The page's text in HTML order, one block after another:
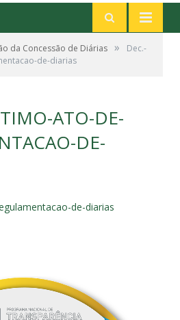
da Concessão de Diárias »
Dec.-
de-diarias
ATO-DE-
DE-
de-diarias